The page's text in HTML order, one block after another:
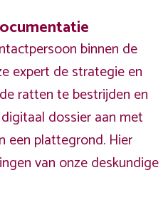
binnen de
expert de strategie en
ratten te bestrijden en
dossier aan met
een plattegrond. Hier
van onze deskundige